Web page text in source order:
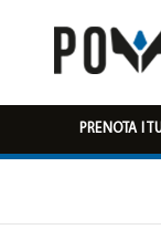
PRENOTA I